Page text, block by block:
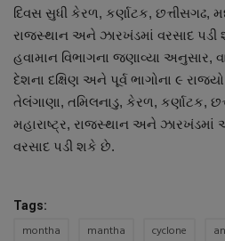
સ્વાસ્થ્ય
દિવસ સુધી કેરળ, કર્ણાટક, છત્તીસગઢ,
રાજસ્થાન અને ઝારખંડમાં વરસાદ પડી
હવામાન વિભાગના જણાવ્યા અનુસાર,
દેશના દક્ષિણ અને પૂર્વ ભાગોના ૯
તેલંગાણા, તમિલનાડુ, કેરળ, કર્ણાટક,
મહારાષ્ટ્ર, રાજસ્થાન અને ઝારખંડમાં
વરસાદ પડી શકે છે.
Tags:
montha mantha cyclone